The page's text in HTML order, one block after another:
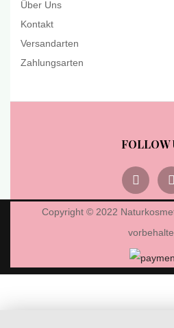
Über Uns
Kontakt
Versandarten
Zahlungsarten
FOLLOW
Copyright © 2022